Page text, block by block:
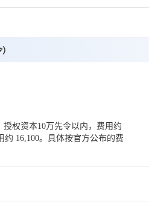
权资本10万先令以内，费用约
约 16,100。具体按官方公布的费